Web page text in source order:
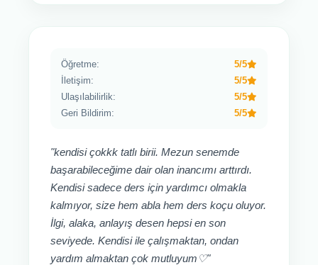
Öğretme:
5/5
İletişim:
5/5
Ulaşılabilirlik:
5/5
Geri Bildirim:
5/5
"kendisi çokkk tatlı birii. Mezun senemde
başarabileceğime dair olan inancımı arttırdı.
Kendisi sadece ders için yardımcı olmakla
kalmıyor, size hem abla hem ders koçu oluyor.
İlgi, alaka, anlayış desen hepsi en son
seviyede. Kendisi ile çalışmaktan, ondan
yardım almaktan çok mutluyum♡"